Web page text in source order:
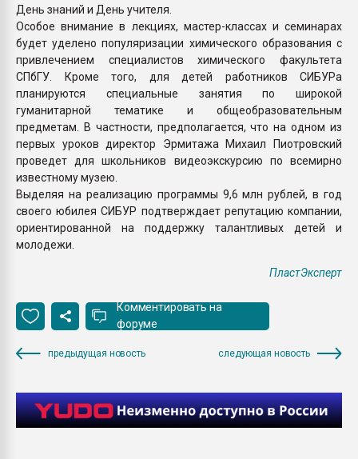
День знаний и День учителя.
Особое внимание в лекциях, мастер-классах и семинарах
будет уделено популяризации химического образования с
привлечением специалистов химического факультета
СПбГУ. Кроме того, для детей работников СИБУРа
планируются специальные занятия по широкой
гуманитарной тематике и общеобразовательным
предметам. В частности, предполагается, что на одном из
первых уроков директор Эрмитажа Михаил Пиотровский
проведет для школьников видеоэкскурсию по всемирно
известному музею.
Выделяя на реализацию программы 9,6 млн рублей, в год
своего юбилея СИБУР подтверждает репутацию компании,
ориентированной на поддержку талантливых детей и
молодежи.
ПластЭксперт
Комментировать на
форуме
предыдущая новость следующая новость